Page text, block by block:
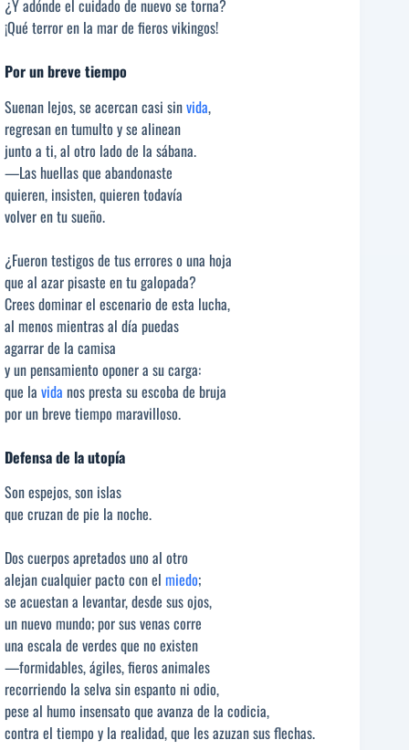
¿Y adónde el cuidado de nuevo se torna?
¡Qué terror en la mar de fieros vikingos!
Por un breve tiempo
Suenan lejos, se acercan casi sinvida,
regresan en tumulto y se alinean
junto a ti, al otro lado de la sábana.
—Las huellas que abandonaste
quieren, insisten, quieren todavía
volver en tu sueño.
¿Fueron testigos de tus errores o una hoja
que al azar pisaste en tu galopada?
Crees dominar el escenario de esta lucha,
al menos mientras al día puedas
agarrar de la camisa
y un pensamiento oponer a su carga:
que la vida nos presta su escoba de bruja
por un breve tiempo maravilloso.
Defensa de la utopía
Son espejos, son islas
que cruzan de pie la noche.
Dos cuerpos apretados uno al otro
alejan cualquier pacto con el miedo;
se acuestan a levantar, desde sus ojos,
un nuevo mundo; por sus venas corre
una escala de verdes que no existen
—formidables, ágiles, fieros animales
recorriendo la selva sin espanto ni odio,
pese al humo insensato que avanza de la codicia,
contra el tiempo y la realidad, que les azuzan sus flechas.